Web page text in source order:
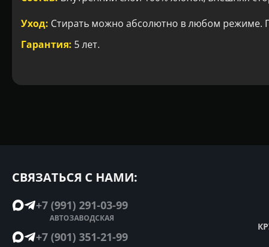
Уход: Стирать можно абсолютно в любом режиме.
Гарантия: 5 лет.
СВЯЗАТЬСЯ С НАМИ:
+7 (991) 291-03-99
АВТОЗАВОДСКАЯ
+7 (901) 351-21-99